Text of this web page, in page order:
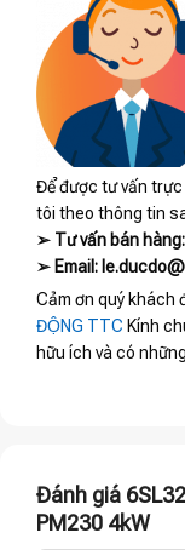
Để được tư vấn trực
tôi theo thông tin
➢ Tư vấn bán
➢ Email:
Cảm ơn quý khách
ĐỘNG TTC Kính
hữu ích và có
Đánh giá
PM230 4kW